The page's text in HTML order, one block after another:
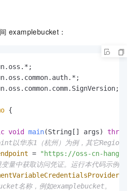
examplebucket：
{
void main(String[] args) throws
以华东1（杭州）为例，其它Region请
=
"https://oss-cn-
中获取访问凭证。运行本代码示例之前，
名称，例如examplebucket。